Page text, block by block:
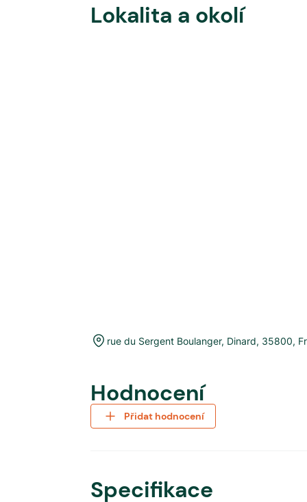
Lokalita a okolí
rue du Sergent Boulanger, Dinard, 35800,
Hodnocení
Přidat hodnocení
Specifikace